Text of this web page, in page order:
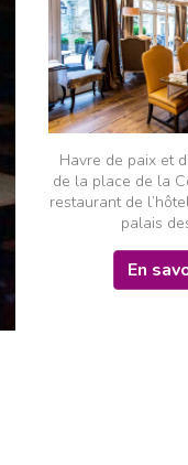
Havre de paix et
de la place de la
restaurant de
palais
En